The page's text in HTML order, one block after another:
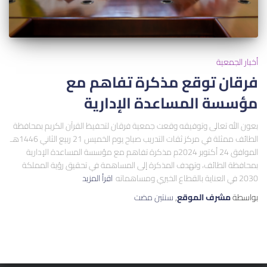
أخبار الجمعية
فرقان توقع مذكرة تفاهم مع
مؤسسة المساعدة الإدارية
بعون الله تعالى وتوفيقه وقعت جمعية فرقان لتحفيظ القرآن الكريم بمحافظة
الطائف ممثلة في مركز ثقات التدريب صباح يوم الخميس 21 ربيع الثاني 1446هـ
الموافق 24 أكتوبر 2024م مذكرة تفاهم مع مؤسسة المساعدة الإدارية
بمحافظة الطائف، وتهدف المذكرة إلى المساهمة في تحقيق رؤية المملكة
2030 في العناية بالقطاع الخيري ومساهماته
اقرأ المزيد
بواسطةمشرف الموقع,سنتينمضت